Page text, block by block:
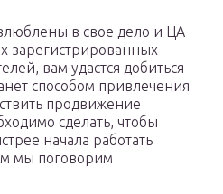
в свое дело и ЦА
зарегистрированных
вам удастся добиться
способом привлечения
продвижение
сделать, чтобы
начала работать
мы поговорим